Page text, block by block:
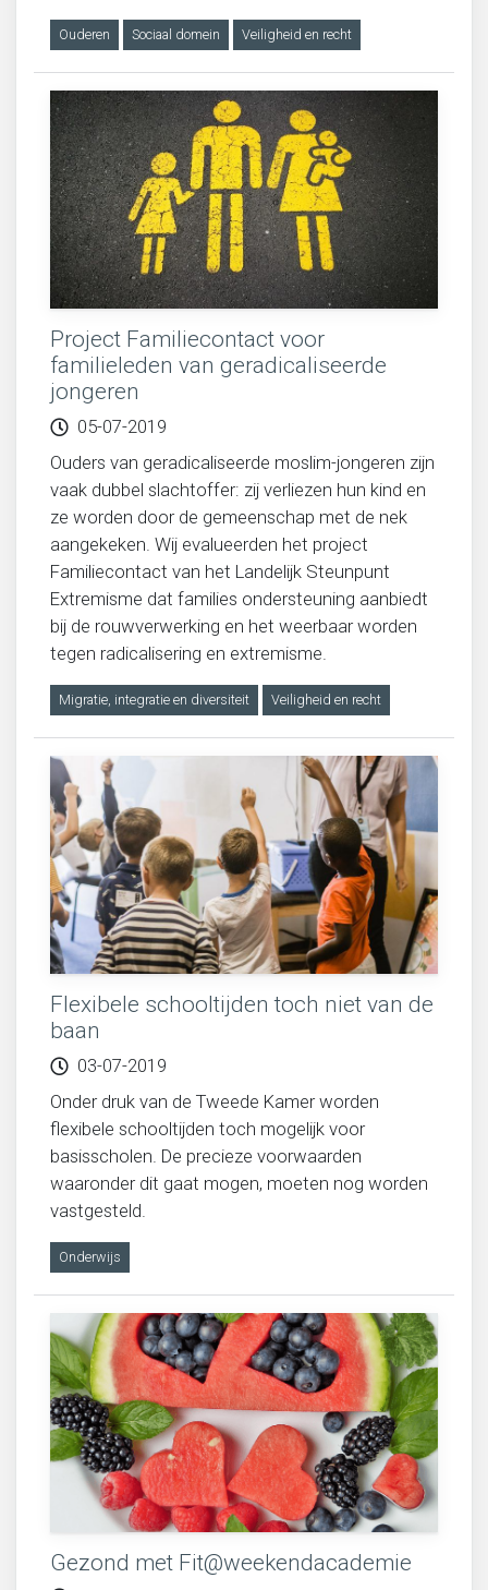
Ouderen Sociaal domein Veiligheid en recht
Project Familiecontact voor
familieleden van geradicaliseerde
jongeren
05-07-2019
Ouders van geradicaliseerde moslim-jongeren zijn
vaak dubbel slachtoffer: zij verliezen hun kind en
ze worden door de gemeenschap met de nek
aangekeken. Wij evalueerden het project
Familiecontact van het Landelijk Steunpunt
Extremisme dat families ondersteuning aanbiedt
bij de rouwverwerking en het weerbaar worden
tegen radicalisering en extremisme.
Migratie, integratie en diversiteit Veiligheid en recht
Flexibele schooltijden toch niet van de
baan
03-07-2019
Onder druk van de Tweede Kamer worden
flexibele schooltijden toch mogelijk voor
basisscholen. De precieze voorwaarden
waaronder dit gaat mogen, moeten nog worden
vastgesteld.
Onderwijs
Gezond met Fit@weekendacademie